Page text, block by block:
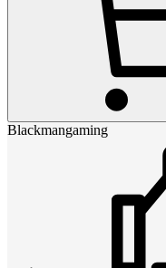
Blackmangaming